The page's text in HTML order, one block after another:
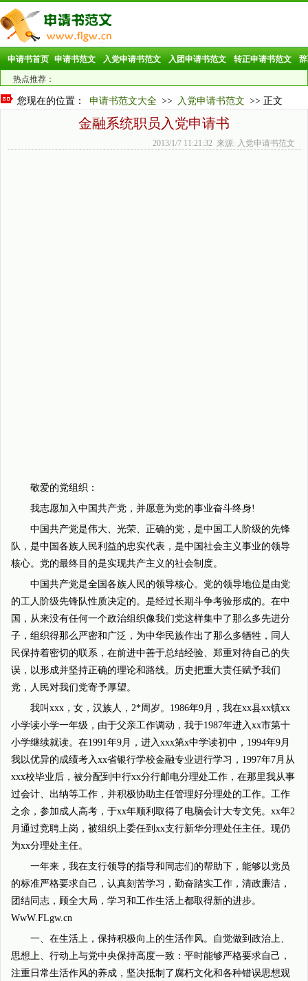
申请书首页 申请书范文 入党申请书范文 入团申请书范文 转正申请书范文
热点推荐：
您现在的位置： 申请书范文大全 >> 入党申请书范文 >> 正文
金融系统职员入党申请书
2013/1/7 11:21:32 来源: 入党申请书范文
敬爱的党组织：
我志愿加入中国共产党，并愿意为党的事业奋斗终身!
中国共产党是伟大、光荣、正确的党，是中国工人阶级的先锋
队，是中国各族人民利益的忠实代表，是中国社会主义事业的领导
核心。党的最终目的是实现共产主义的社会制度。
中国共产党是全国各族人民的领导核心。党的领导地位是由党
的工人阶级先锋队性质决定的。是经过长期斗争考验形成的。在中
国，从来没有任何一个政治组织像我们党这样集中了那么多先进分
子，组织得那么严密和广泛，为中华民族作出了那么多牺牲，同人
民保持着密切的联系，在前进中善于总结经验、郑重对待自己的失
误，以形成并坚持正确的理论和路线。历史把重大责任赋予我们
党，人民对我们党寄予厚望。
我叫xxx，女，汉族人，2*周岁。1986年9月，我在xx县xx镇xx
小学读小学一年级，由于父亲工作调动，我于1987年进入xx市第十
小学继续就读。在1991年9月，进入xxx第x中学读初中，1994年9月
我以优异的成绩考入xx省银行学校金融专业进行学习，1997年7月从
xxx校毕业后，被分配到中行xx分行邮电分理处工作，在那里我从事
过会计、出纳等工作，并积极协助主任管理好分理处的工作。工作
之余，参加成人高考，于xx年顺利取得了电脑会计大专文凭。xx年2
月通过竞聘上岗，被组织上委任到xx支行新华分理处任主任。现仍
为xx分理处主任。
一年来，我在支行领导的指导和同志们的帮助下，能够以党员
的标准严格要求自己，认真刻苦学习，勤奋踏实工作，清政廉洁，
团结同志，顾全大局，学习和工作生活上都取得新的进步。
WwW.FLgw.cn
一、在生活上，保持积极向上的生活作风。自觉做到政治上、
思想上、行动上与党中央保持高度一致：平时能够严格要求自己，
注重日常生活作风的养成，坚决抵制了腐朽文化和各种错误思想观